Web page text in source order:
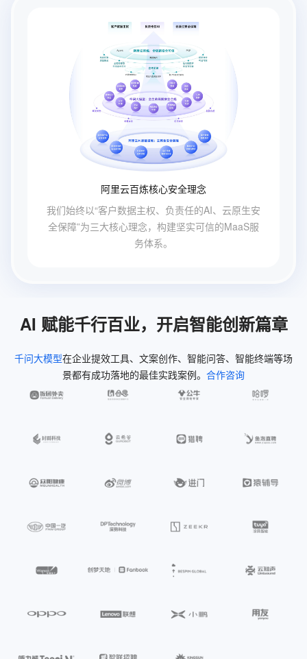
阿里云百炼核心安全理念
我们始终以“客户数据主权、负责任的AI、云原生安
全保障”为三大核心理念，构建坚实可信的MaaS服
务体系。
AI 赋能千行百业，开启智能创新篇章
千问大模型在企业提效工具、文案创作、智能问答、智能终端等场
景都有成功落地的最佳实践案例。 合作咨询